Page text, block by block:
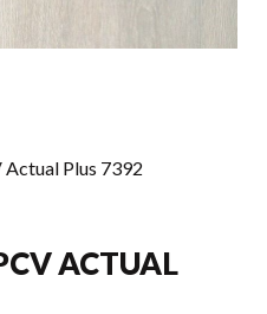
Actual Plus 7392
ACTUAL